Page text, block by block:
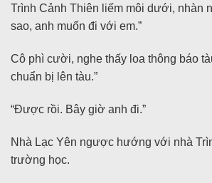
Trình Cảnh Thiên liếm môi dưới, nhàn
sao, anh muốn đi với em.”
Cô phì cười, nghe thấy loa thông báo
chuẩn bị lên tàu.”
“Được rồi. Bây giờ anh đi.”
Nhà Lạc Yên ngược hướng với nhà
trường học.